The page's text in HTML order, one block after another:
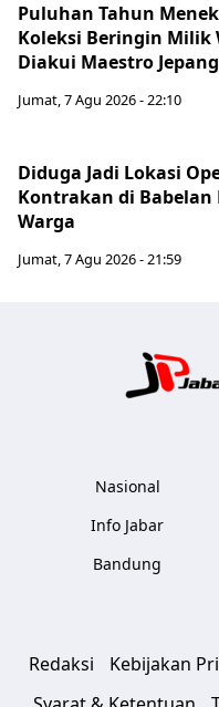
Puluhan Tahun
Koleksi Beringin Milik
Diakui Maestro Jepang
Jumat, 7 Agu 2026 - 22:10
Diduga Jadi Lokasi
Kontrakan di Babelan
Warga
Jumat, 7 Agu 2026 - 21:59
Nasional
Info Jabar
Bandung
Redaksi Kebijakan